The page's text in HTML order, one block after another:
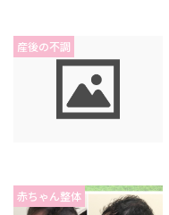
産後の不調
赤ちゃん整体